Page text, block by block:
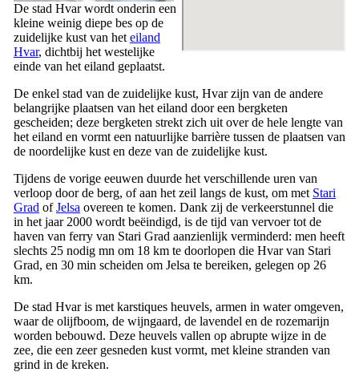
De stad Hvar wordt onderin een
kleine weinig diepe bes op de
zuidelijke kust van het eiland
Hvar, dichtbij het westelijke
einde van het eiland geplaatst.
De enkel stad van de zuidelijke kust, Hvar zijn van de andere
belangrijke plaatsen van het eiland door een bergketen
gescheiden; deze bergketen strekt zich uit over de hele lengte van
het eiland en vormt een natuurlijke barrière tussen de plaatsen van
de noordelijke kust en deze van de zuidelijke kust.
Tijdens de vorige eeuwen duurde het verschillende uren van
verloop door de berg, of aan het zeil langs de kust, om met Stari
Grad ofJelsa overeen te komen. Dank zij de verkeerstunnel die
in het jaar 2000 wordt beëindigd, is de tijd van vervoer tot de
haven van ferry van Stari Grad aanzienlijk verminderd: men heeft
slechts 25 nodig mn om 18 km te doorlopen die Hvar van Stari
Grad, en 30 min scheiden om Jelsa te bereiken, gelegen op 26
km.
De stad Hvar is met karstiques heuvels, armen in water omgeven,
waar de olijfboom, de wijngaard, de lavendel en de rozemarijn
worden bebouwd. Deze heuvels vallen op abrupte wijze in de
zee, die een zeer gesneden kust vormt, met kleine stranden van
grind in de kreken.